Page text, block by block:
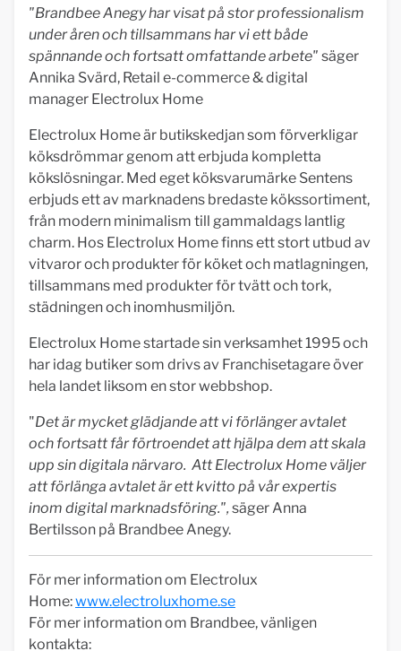
"Brandbee Anegy har visat på stor professionalism
under åren och tillsammans har vi ett både
spännande och fortsatt omfattande arbete" säger
Annika Svärd, Retail e-commerce & digital
manager Electrolux Home
Electrolux Home är butikskedjan som förverkligar
köksdrömmar genom att erbjuda kompletta
kökslösningar. Med eget köksvarumärke Sentens
erbjuds ett av marknadens bredaste kökssortiment,
från modern minimalism till gammaldags lantlig
charm. Hos Electrolux Home finns ett stort utbud av
vitvaror och produkter för köket och matlagningen,
tillsammans med produkter för tvätt och tork,
städningen och inomhusmiljön.
Electrolux Home startade sin verksamhet 1995 och
har idag butiker som drivs av Franchisetagare över
hela landet liksom en stor webbshop.
"Det är mycket glädjande att vi förlänger avtalet
och fortsatt får förtroendet att hjälpa dem att skala
upp sin digitala närvaro. Att Electrolux Home väljer
att förlänga avtalet är ett kvitto på vår expertis
inom digital marknadsföring.", säger Anna
Bertilsson på Brandbee Anegy.
För mer information om Electrolux
Home:www.electroluxhome.se
För mer information om Brandbee, vänligen
kontakta: